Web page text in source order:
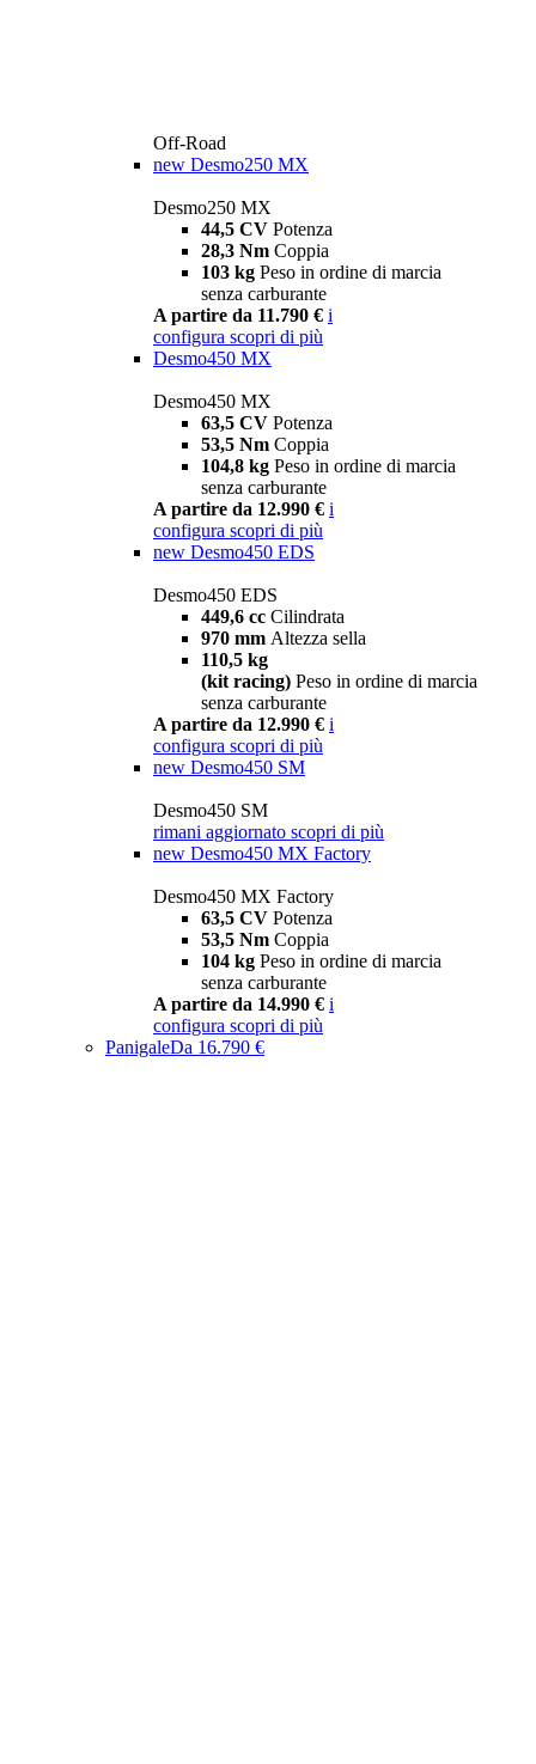
Off-Road
new Desmo250 MX
Desmo250 MX
44,5 CV Potenza
28,3 Nm Coppia
103 kg Peso in ordine di marcia
senza carburante
A partire da 11.790 € i
configura scopri di più
Desmo450 MX
Desmo450 MX
63,5 CV Potenza
53,5 Nm Coppia
104,8 kg Peso in ordine di marcia
senza carburante
A partire da 12.990 € i
configura scopri di più
new Desmo450 EDS
Desmo450 EDS
449,6 cc Cilindrata
970 mm Altezza sella
110,5 kg
(kit racing) Peso in ordine di marcia
senza carburante
A partire da 12.990 € i
configura scopri di più
new Desmo450 SM
Desmo450 SM
rimani aggiornato scopri di più
new Desmo450 MX Factory
Desmo450 MX Factory
63,5 CV Potenza
53,5 Nm Coppia
104 kg Peso in ordine di marcia
senza carburante
A partire da 14.990 € i
configura scopri di più
PanigaleDa 16.790 €